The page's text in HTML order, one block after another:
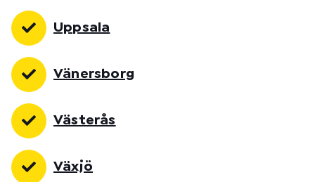
Uppsala
Vänersborg
Västerås
Växjö